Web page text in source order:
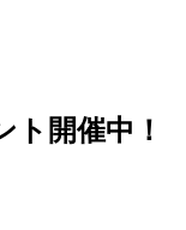
ト開催中！